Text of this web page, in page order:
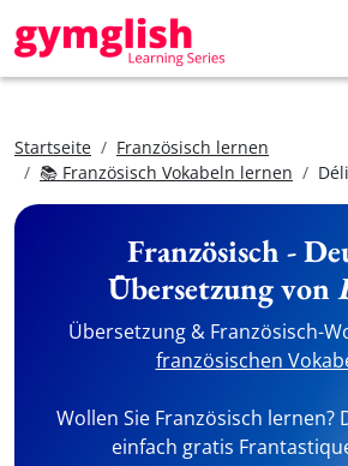
Startseite
Französisch lernen
📚 Französisch Vokabeln lernen
Französisch -
Übersetzung von
Übersetzung & Französisch-
französischen
Wollen Sie Französisch lernen?
einfach gratis